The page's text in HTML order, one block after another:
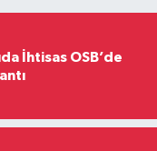
İhtisas OSB’de